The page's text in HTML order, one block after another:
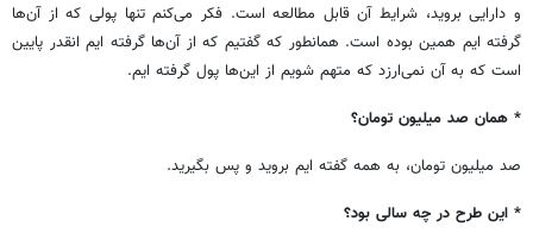
و دارایی بروید، شرایط آن قابل مطالعه است. فکر می‌کنم تنها پولی که از آن‌ها
گرفته ایم همین بوده است. همانطور که گفتیم که از آن‌ها گرفته ایم انقدر پایین
است که به آن نمی‌ارزد که متهم شویم از این‌ها پول گرفته ایم.
* همان صد میلیون تومان؟
صد میلیون تومان، به همه گفته ایم بروید و پس بگیرید.
* این طرح در چه سالی بود؟